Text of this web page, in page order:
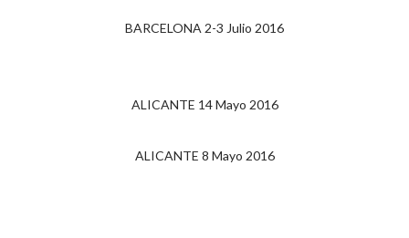
BARCELONA 2-3 Julio 2016
ALICANTE 14 Mayo 2016
ALICANTE 8 Mayo 2016